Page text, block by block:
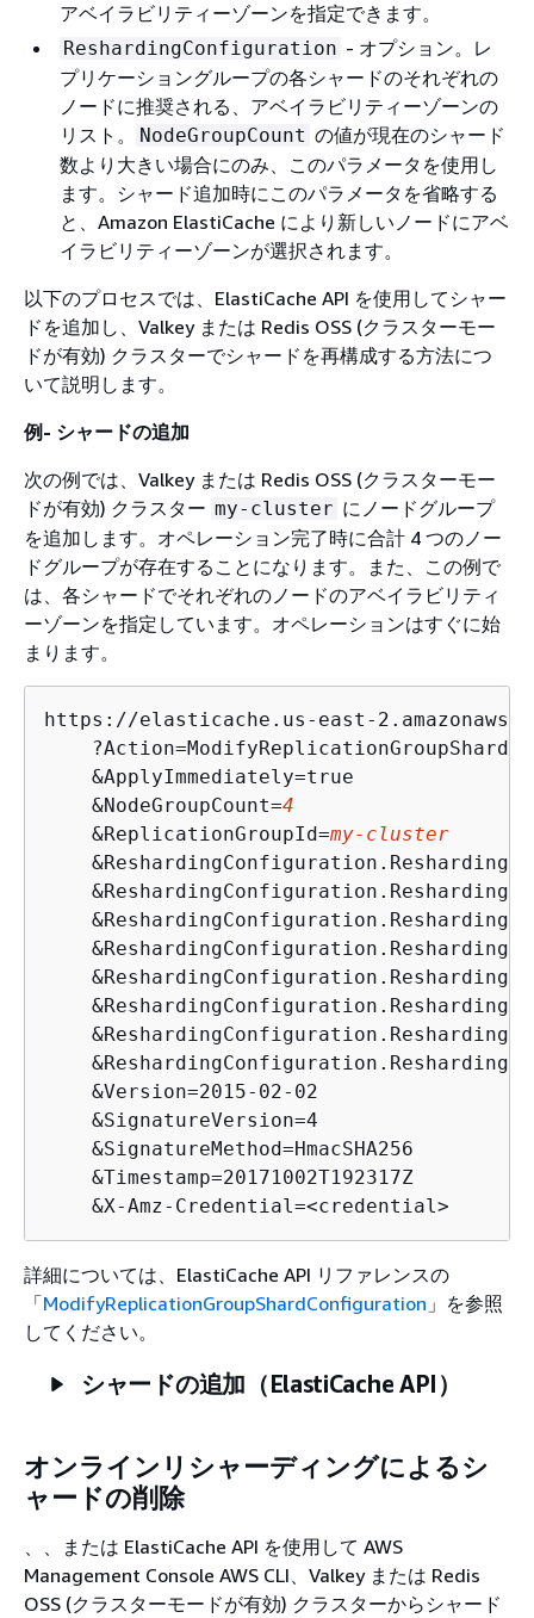
アベイラビリティーゾーンを指定できます。
ReshardingConfiguration - オプション。レ
プリケーショングループの各シャードのそれぞれの
ノードに推奨される、アベイラビリティーゾーンの
リスト。
NodeGroupCount の値が現在のシャード
数より大きい場合にのみ、このパラメータを使用し
ます。シャード追加時にこのパラメータを省略する
と、Amazon ElastiCache により新しいノードにアベ
イラビリティーゾーンが選択されます。
以下のプロセスでは、ElastiCache API を使用してシャー
ドを追加し、Valkey または Redis OSS (クラスターモー
ドが有効) クラスターでシャードを再構成する方法につ
いて説明します。
例- シャードの追加
次の例では、Valkey または Redis OSS (クラスターモー
ドが有効) クラスター my-cluster にノードグループ
を追加します。オペレーション完了時に合計 4 つのノー
ドグループが存在することになります。また、この例で
は、各シャードでそれぞれのノードのアベイラビリティ
ーゾーンを指定しています。オペレーションはすぐに始
まります。
https://elasticache.us-east-
    &ApplyImmediately=true
    &NodeGroupCount=
4
    &ReplicationGroupId=
my-cluster
    &Version=2015-02-02
    &SignatureVersion=4
    &SignatureMethod=HmacSHA256
    &Timestamp=20171002T192317Z
    &X-Amz-Credential=<credential>
詳細については、ElastiCache API リファレンスの
「ModifyReplicationGroupShardConfiguration 」を参照
してください。
シャードの追加（ElastiCache API）
オンラインリシャーディングによるシ
ャードの削除
、、または ElastiCache API を使用して AWS
Management Console AWS CLI、Valkey または Redis
OSS (クラスターモードが有効) クラスターからシャード